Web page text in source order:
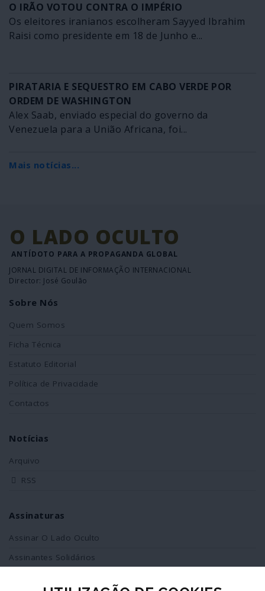
O IRÃO VOTOU CONTRA O IMPÉRIO
Os eleitores iranianos escolheram Sayyed Ibrahim
Raisi como presidente em 18 de Junho e...
PIRATARIA E SEQUESTRO EM CABO VERDE POR
ORDEM DE WASHINGTON
Alex Saab, enviado especial do governo da
Venezuela para a União Africana, foi...
Mais notícias...
O LADO OCULTO
ANTÍDOTO PARA A PROPAGANDA GLOBAL
JORNAL DIGITAL DE INFORMAÇÃO INTERNACIONAL
Director: José Goulão
Sobre Nós
Quem Somos
Ficha Técnica
Estatuto Editorial
Política de Privacidade
Contactos
Notícias
Arquivo
RSS
Assinaturas
Assinar O Lado Oculto
Assinantes Solidários